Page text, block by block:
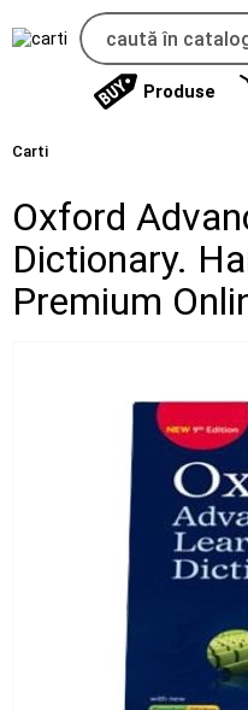
Produse
Carti
Oxford
Dictionary.
Premium